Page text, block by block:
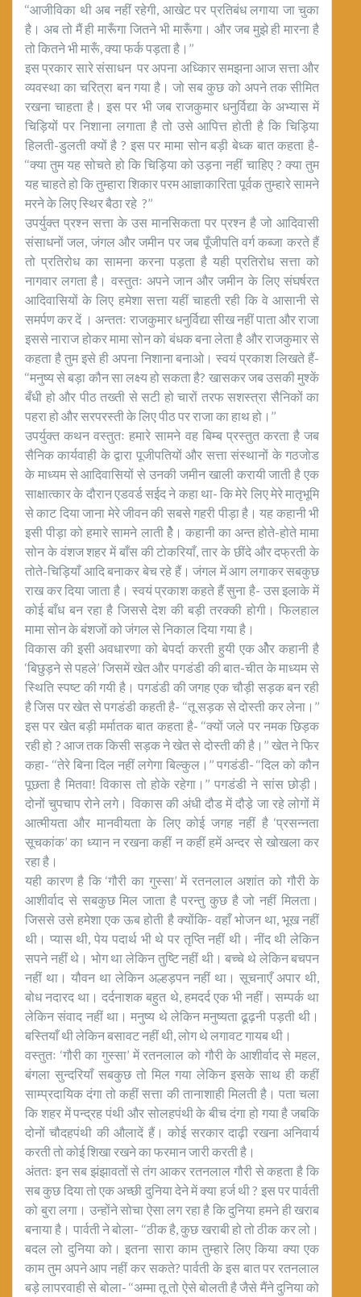
‘‘आजीविका थी अब नहीं रहेगी, आखेट पर प्रतिबंध लगाया जा चुका
है। अब तो मैं ही मारूँगा जितने भी मारूँगा। और जब मुझे ही मारना है
तो कितने भी मारूँ, क्या फर्क पड़ता है।’’
इस प्रकार सारे संसाधन पर अपना अध्किार समझना आज सत्ता और
व्यवस्था का चरित्रा बन गया है। जो सब कुछ को अपने तक सीमित
रखना चाहता है। इस पर भी जब राजकुमार धनुर्विद्या के अभ्यास में
चिड़ियों पर निशाना लगाता है तो उसे आपित्त होती है कि चिड़िया
हिलती-डुलती क्यों है ? इस पर मामा सोन बड़ी बेध्क बात कहता है-
‘‘क्या तुम यह सोचते हो कि चिड़िया को उड़ना नहीं चाहिए ? क्या तुम
यह चाहते हो कि तुम्हारा शिकार परम आज्ञाकारिता पूर्वक तुम्हारे सामने
मरने के लिए स्थिर बैठा रहे ?’’
उपर्युक्त प्रश्न सत्ता के उस मानसिकता पर प्रश्न है जो आदिवासी
संसाधनों जल, जंगल और जमीन पर जब पूँजीपति वर्ग कब्जा करते हैं
तो प्रतिरोध का सामना करना पड़ता है यही प्रतिरोध सत्ता को
नागवार लगता है। वस्तुतः अपने जान और जमीन के लिए संघर्षरत
आदिवासियों के लिए हमेशा सत्ता यहीं चाहती रही कि वे आसानी से
समर्पण कर दें । अन्ततः राजकुमार धनुर्विद्या सीख नहीं पाता और राजा
इससे नाराज होकर मामा सोन को बंधक बना लेता है और राजकुमार से
कहता है तुम इसे ही अपना निशाना बनाओ। स्वयं प्रकाश लिखते हैं-
‘‘मनुष्य से बड़ा कौन सा लक्ष्य हो सकता है? खासकर जब उसकी मुश्कें
बँधी हो और पीठ तख्ती से सटी हो चारों तरफ सशस्त्रा सैनिकों का
पहरा हो और सरपरस्ती के लिए पीठ पर राजा का हाथ हो।’’
उपर्युक्त कथन वस्तुतः हमारे सामने वह बिम्ब प्रस्तुत करता है जब
सैनिक कार्यवाही के द्वारा पूजीपतियों और सत्ता संस्थानों के गठजोड
के माध्यम से आदिवासियों से उनकी जमीन खाली करायी जाती है एक
साक्षात्कार के दौरान एडवर्ड सईद ने कहा था- कि मेरे लिए मेरे मातृभूमि
से काट दिया जाना मेरे जीवन की सबसे गहरी पीड़ा है। यह कहानी भी
इसी पीड़ा को हमारे सामने लाती हैे। कहानी का अन्त होते-होते मामा
सोन के वंशज शहर में बाँस की टोकरियाँ, तार के छींदे और दफ्रती के
तोते-चिड़ियाँ आदि बनाकर बेच रहे हैं। जंगल में आग लगाकर सबकुछ
राख कर दिया जाता है। स्वयं प्रकाश कहते हैं सुना है- उस इलाके में
कोई बाँध बन रहा है जिससेे देश की बड़ी तरक्की होगी। फिलहाल
मामा सोन के बंशजों को जंगल से निकाल दिया गया है।
विकास की इसी अवधारणा को बेपर्दा करती हुयी एक औेर कहानी है
‘बिछुड़ने से पहले’ जिसमें खेत और पगडंडी की बात-चीत के माध्यम से
स्थिति स्पष्ट की गयी है। पगडंडी की जगह एक चौड़ी सड़क बन रही
है जिस पर खेत से पगडंडी कहती है- ‘‘तू सड़क से दोस्ती कर लेना।’’
इस पर खेत बड़ी मर्मातक बात कहता है- ‘‘क्यों जले पर नमक छिड़क
रही हो ? आज तक किसी सड़क ने खेत से दोस्ती की है।’’ खेत ने फिर
कहा- ‘‘तेरे बिना दिल नहीं लगेगा बिल्कुल।’’ पगडंडी- ‘‘दिल को कौन
पूछता है मितवा! विकास तो होके रहेगा।’’ पगडंडी ने सांस छोड़ी।
दोनों चुपचाप रोने लगे। विकास की अंधी दौड में दौडे़ जा रहे लोगों में
आत्मीयता और मानवीयता के लिए कोई जगह नहीं है ‘प्रसन्नता
सूचकांक’ का ध्यान न रखना कहीं न कहीं हमें अन्दर से खोखला कर
रहा है।
यही कारण है कि ‘गौरी का गुस्सा’ में रतनलाल अशांत को गौरी के
आशीर्वाद से सबकुछ मिल जाता है परन्तु कुछ है जो नहीं मिलता।
जिससे उसे हमेशा एक ऊब होती है क्योंकि- वहाँ भोजन था, भूख नहीं
थी। प्यास थी, पेय पदार्थ भी थे पर तृप्ति नहीं थी। नींद थी लेकिन
सपने नहीं थे। भोग था लेकिन तुष्टि नहीं थी। बच्चे थे लेकिन बचपन
नहीं था। यौवन था लेकिन अल्हड़पन नहीं था। सूचनाएँ अपार थी,
बोध नदारद था। दर्दनाशक बहुत थे, हमदर्द एक भी नहीं। सम्पर्क था
लेकिन संवाद नहीं था। मनुष्य थे लेकिन मनुष्यता ढूढ़नी पड़ती थी।
बस्तियाँ थी लेकिन बसावट नहीं थी, लोग थे लगावट गायब थी।
वस्तुतः ‘गौरी का गुस्सा’ में रतनलाल को गौरी के आशीर्वाद से महल,
बंगला सुन्दरियाँ सबकुछ तो मिल गया लेकिन इसके साथ ही कहीं
साम्प्रदायिक दंगा तो कहीं सत्ता की तानाशाही मिलती है। पता चला
कि शहर में पन्द्रह पंथी और सोलहपंथी के बीच दंगा हो गया है जबकि
दोनों चौदहपंथी की औलादें हैं। कोई सरकार दाढ़ी रखना अनिवार्य
करती तो कोई शिखा रखने का फरमान जारी करती है।
अंततः इन सब झंझावतों से तंग आकर रतनलाल गौरी से कहता है कि
सब कुछ दिया तो एक अच्छी दुनिया देने में क्या हर्ज थी ? इस पर पार्वती
को बुरा लगा। उन्होंने सोचा ऐसा लग रहा है कि दुनिया हमने ही खराब
बनाया है। पार्वती ने बोला- ‘‘ठीक है, कुछ खराबी हो तो ठीक कर लो।
बदल लो दुनिया को। इतना सारा काम तुम्हारे लिए किया क्या एक
काम तुम अपने आप नहीं कर सकते? पार्वती के इस बात पर रतनलाल
बड़े लापरवाही से बोला- ‘‘अम्मा तू तो ऐसे बोलती है जैसे मैंने दुनिया को